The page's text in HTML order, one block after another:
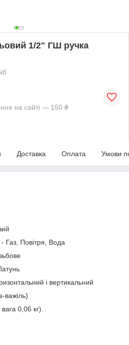
1/2" ГШ ручка
на сайті — 150 ₴
Доставка Оплата Умови
Газ, Повітря, Вода
і вертикальний
важіль)
0,06 кг).